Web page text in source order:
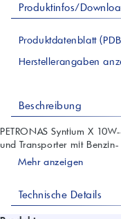
Produktinfos/
Produktdatenblatt
Herstellerangaben
Beschreibung
PETRONAS Syntium X
und Transporter mit
Mehr anzeigen
Technische Details